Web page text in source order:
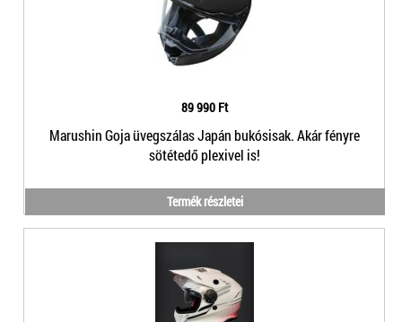
89 990 Ft
Marushin Goja üvegszálas Japán bukósisak. Akár fényre
sötétedő plexivel is!
Termék részletei